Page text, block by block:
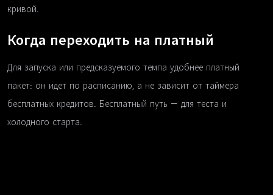
кривой.
Когда переходить на платный
Для запуска или предсказуемого темпа удобнее платный
пакет: он идет по расписанию, а не зависит от таймера
бесплатных кредитов. Бесплатный путь — для теста и
холодного старта.